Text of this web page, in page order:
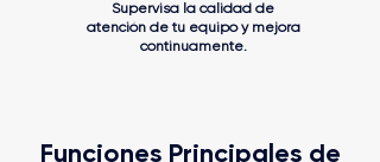
Supervisa la calidad de
atención de tu equipo y mejora
continuamente.
Funciones Principales de